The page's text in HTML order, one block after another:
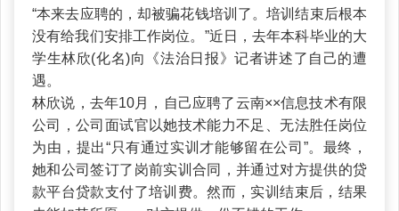
“本来去应聘的，却被骗花钱培训了。培训结束后根本
没有给我们安排工作岗位。”近日，去年本科毕业的大
学生林欣(化名)向《法治日报》记者讲述了自己的遭
遇。
林欣说，去年10月，自己应聘了云南××信息技术有限
公司，公司面试官以她技术能力不足、无法胜任岗位
为由，提出“只有通过实训才能够留在公司”。最终，
她和公司签订了岗前实训合同，并通过对方提供的贷
款平台贷款支付了培训费。然而，实训结束后，结果